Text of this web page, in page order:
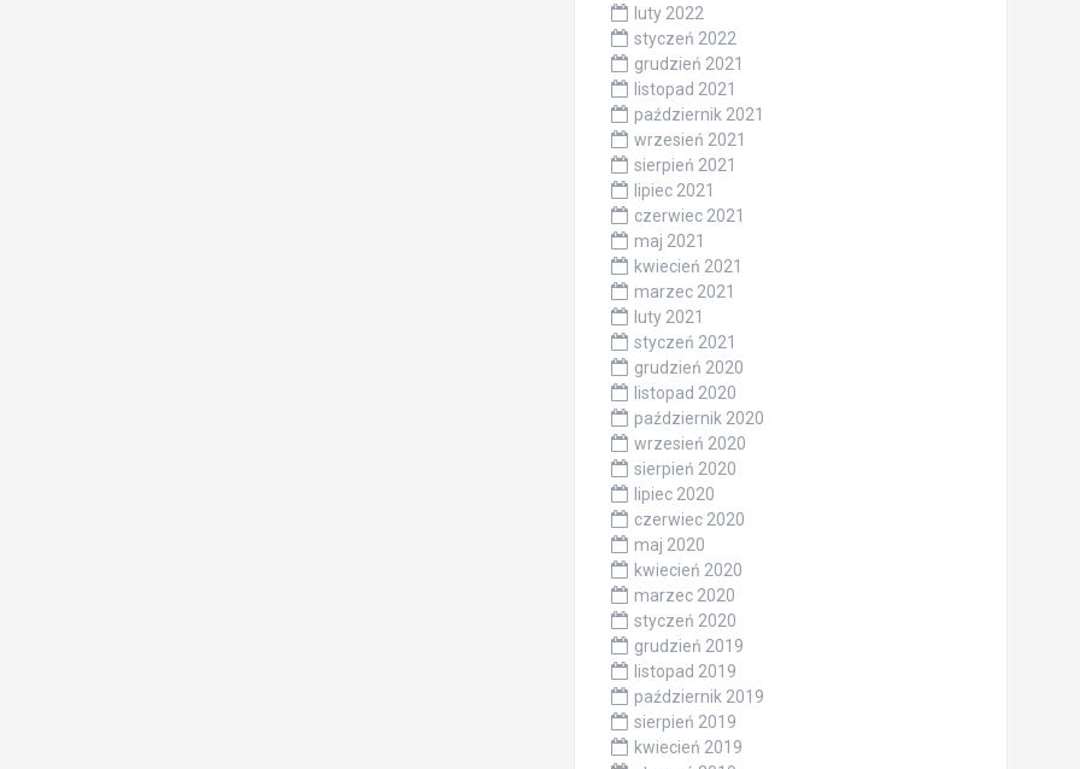
luty 2022
styczeń 2022
grudzień 2021
listopad 2021
październik 2021
wrzesień 2021
sierpień 2021
lipiec 2021
czerwiec 2021
maj 2021
kwiecień 2021
marzec 2021
luty 2021
styczeń 2021
grudzień 2020
listopad 2020
październik 2020
wrzesień 2020
sierpień 2020
lipiec 2020
czerwiec 2020
maj 2020
kwiecień 2020
marzec 2020
styczeń 2020
grudzień 2019
listopad 2019
październik 2019
sierpień 2019
kwiecień 2019